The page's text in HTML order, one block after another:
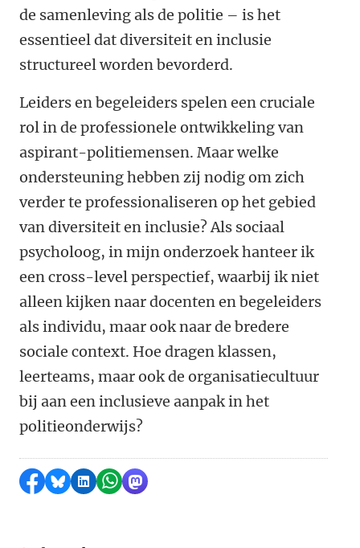
de samenleving als de politie – is het
essentieel dat diversiteit en inclusie
structureel worden bevorderd.
Leiders en begeleiders spelen een cruciale
rol in de professionele ontwikkeling van
aspirant-politiemensen. Maar welke
ondersteuning hebben zij nodig om zich
verder te professionaliseren op het gebied
van diversiteit en inclusie? Als sociaal
psycholoog, in mijn onderzoek hanteer ik
een cross-level perspectief, waarbij ik niet
alleen kijken naar docenten en begeleiders
als individu, maar ook naar de bredere
sociale context. Hoe dragen klassen,
leerteams, maar ook de organisatiecultuur
bij aan een inclusieve aanpak in het
politieonderwijs?
Delen op Facebook
Delen via Bluesky
Delen op LinkedIn
Delen via WhatsApp
Delen via Mastodon